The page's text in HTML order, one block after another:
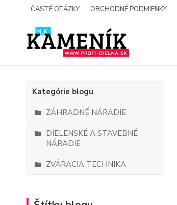
ČASTÉ OTÁZKY OBCHODNÉ PODMIENKY
Kategórie blogu
ZÁHRADNÉ NÁRADIE
DIELENSKÉ A STAVEBNÉ
NÁRADIE
ZVÁRACIA TECHNIKA